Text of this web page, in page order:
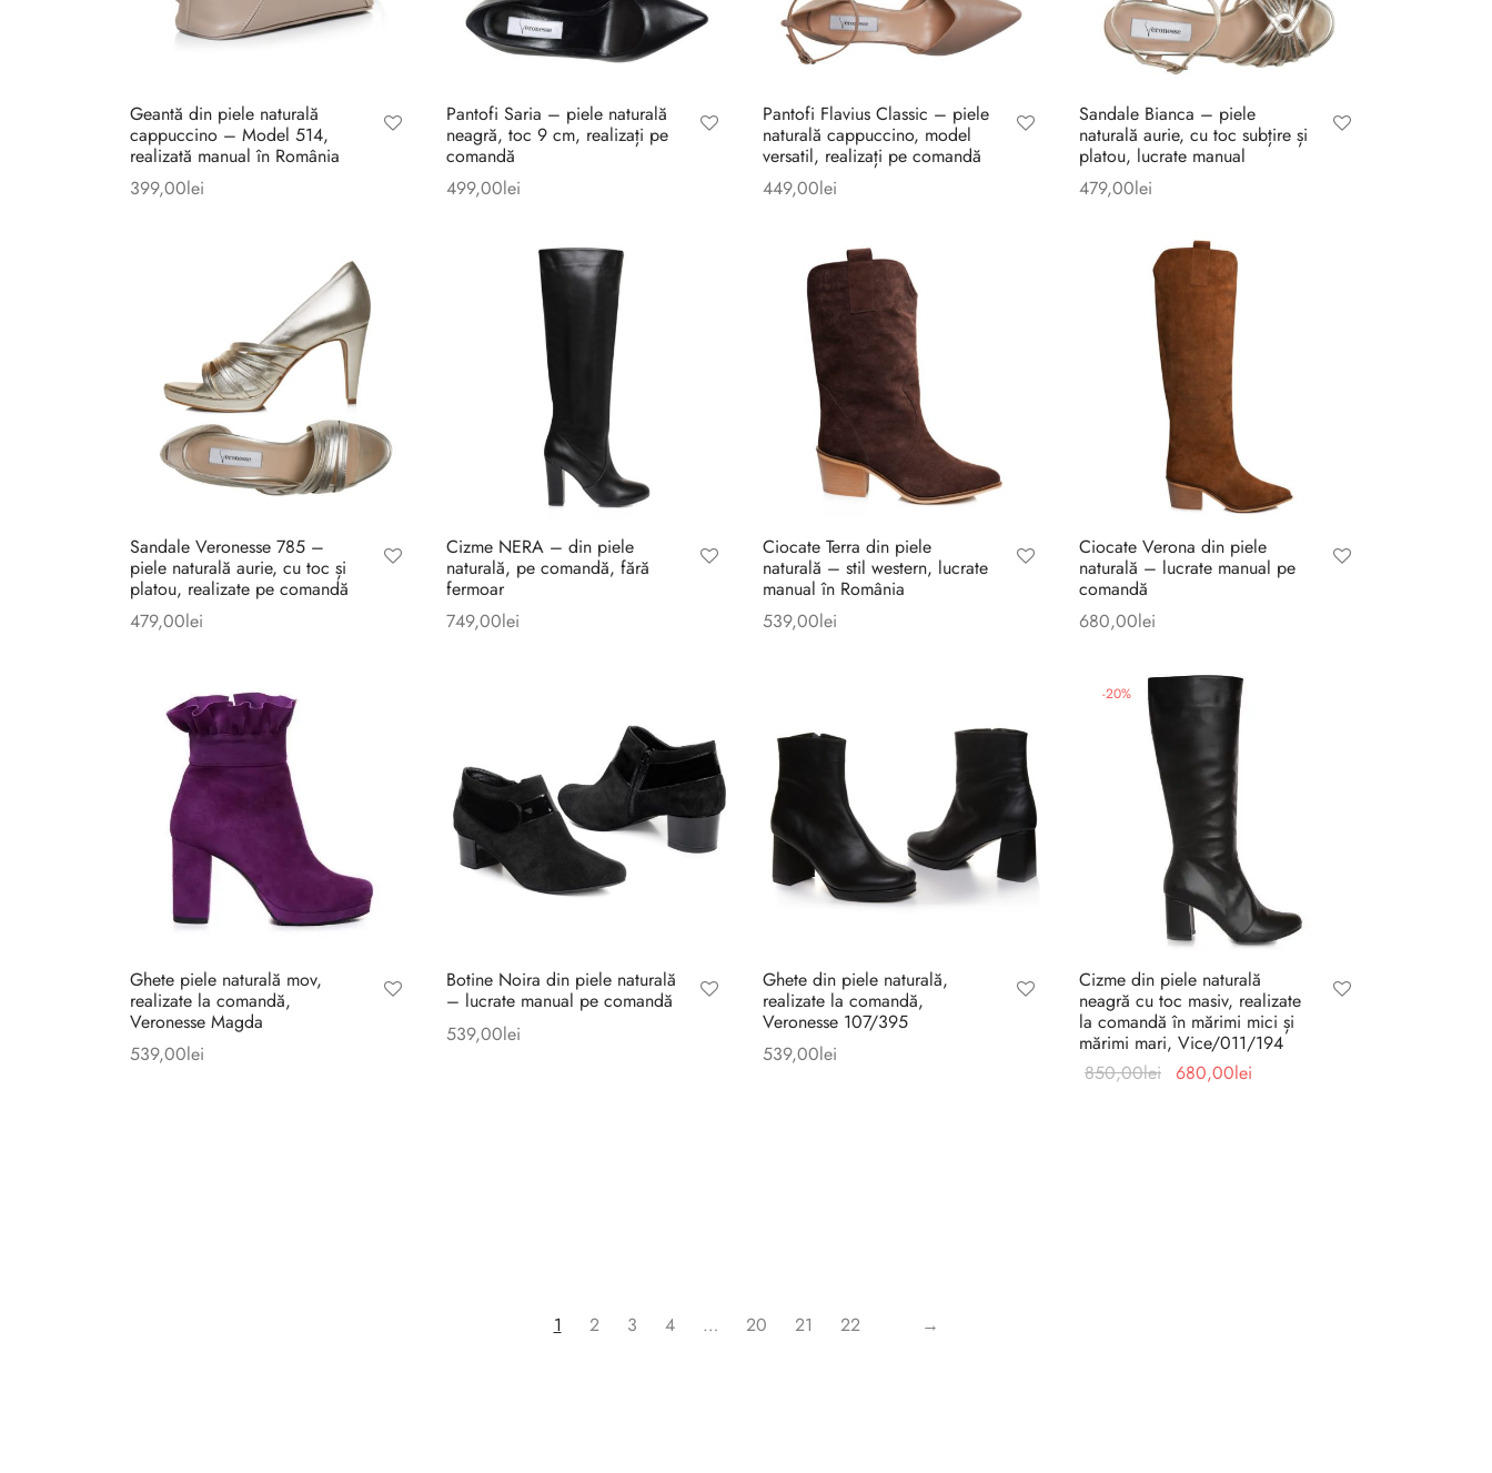
Geantă din piele naturală
cappuccino – Model 514,
realizată manual în România
399,00lei
Pantofi Saria – piele naturală
neagră, toc 9 cm, realizați pe
comandă
499,00lei
Pantofi Flavius Classic – piele
naturală cappuccino, model
versatil, realizați pe comandă
449,00lei
Sandale Bianca – piele
naturală aurie, cu toc subțire și
platou, lucrate manual
479,00lei
Sandale Veronesse 785 –
piele naturală aurie, cu toc și
platou, realizate pe comandă
479,00lei
Cizme NERA – din piele
naturală, pe comandă, fără
fermoar
749,00lei
Ciocate Terra din piele
naturală – stil western, lucrate
manual în România
539,00lei
Ciocate Verona din piele
naturală – lucrate manual pe
comandă
680,00lei
Ghete piele naturală mov,
realizate la comandă,
Veronesse Magda
539,00lei
Botine Noira din piele naturală
– lucrate manual pe comandă
539,00lei
Ghete din piele naturală,
realizate la comandă,
Veronesse 107/395
539,00lei
-20%
Cizme din piele naturală
neagră cu toc masiv, realizate
la comandă în mărimi mici și
mărimi mari, Vice/011/194
850,00lei Prețul
680,00lei
1 2 3 4 … 20 21 22 →